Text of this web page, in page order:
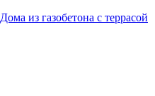
Дома из газобетона с террасой